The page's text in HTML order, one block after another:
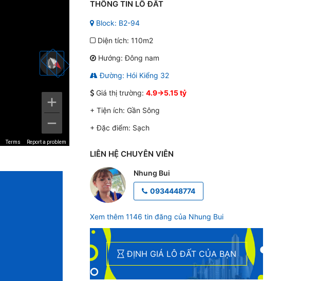
Terms Report a problem
THÔNG TIN LÔ ĐẤT
Block: B2-94
Diện tích: 110m2
Hướng: Đông nam
Đường: Hói Kiểng 32
Giá thị trường:4.9->5.15 tỷ
+ Tiện ích: Gần Sông
+ Đặc điểm: Sạch
LIÊN HỆ CHUYÊN VIÊN
Nhung Bui
0934448774
Xem thêm 1146 tin đăng của Nhung Bui
ĐỊNH GIÁ LÔ ĐẤT CỦA BẠN